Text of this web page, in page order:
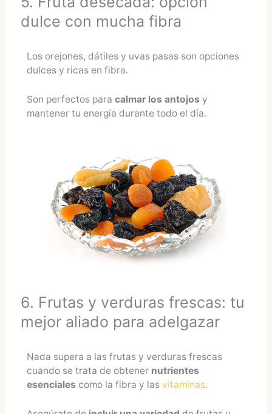
dulce con mucha fibra
Los orejones, dátiles y uvas pasas son opciones
dulces y ricas en fibra.
Son perfectos para calmar los antojos y
mantener tu energía durante todo el día.
6. Frutas y verduras frescas: tu
mejor aliado para adelgazar
Nada supera a las frutas y verduras frescas
cuando se trata de obtener nutrientes
esenciales como la fibra y las vitaminas.